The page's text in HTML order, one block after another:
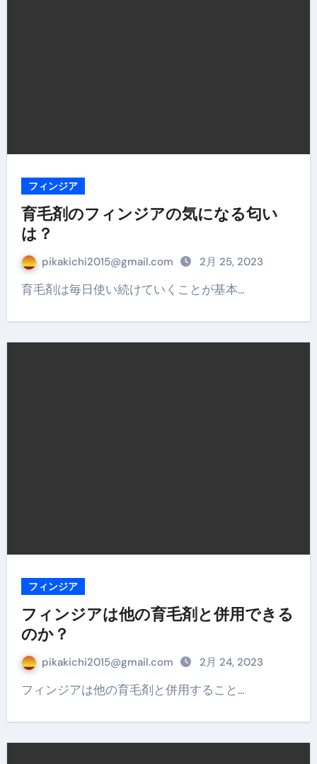
フィンジア
育毛剤のフィンジアの気になる匂い
は？
pikakichi2015@gmail.com 2月 25, 2023
育毛剤は毎日使い続けていくことが基本…
フィンジア
フィンジアは他の育毛剤と併用できる
のか？
pikakichi2015@gmail.com 2月 24, 2023
フィンジアは他の育毛剤と併用すること…